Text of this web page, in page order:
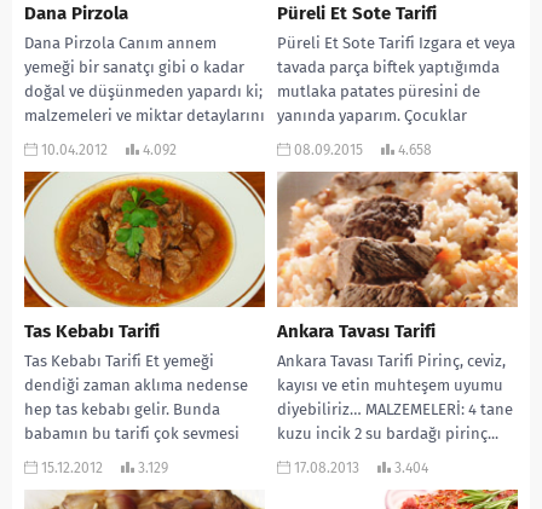
Dana Pirzola
Dana Pirzola Canım annem
yemeği bir sanatçı gibi o kadar
doğal ve düşünmeden yapardı ki;
malzemeleri ve miktar detaylarını
hiçbir...
10.04.2012 4.092
Püreli Et Sote Tarifi
Püreli Et Sote Tarifi Izgara et veya
tavada parça biftek yaptığımda
mutlaka patates püresini de
yanında yaparım. Çocuklar
bayılırlar. Ayrıca...
08.09.2015 4.658
Tas Kebabı Tarifi
Tas Kebabı Tarifi Et yemeği
dendiği zaman aklıma nedense
hep tas kebabı gelir. Bunda
babamın bu tarifi çok sevmesi
ve...
15.12.2012 3.129
Ankara Tavası Tarifi
Ankara Tavası Tarifi Pirinç, ceviz,
kayısı ve etin muhteşem uyumu
diyebiliriz… MALZEMELERİ: 4 tane
kuzu incik 2 su bardağı pirinç...
17.08.2013 3.404